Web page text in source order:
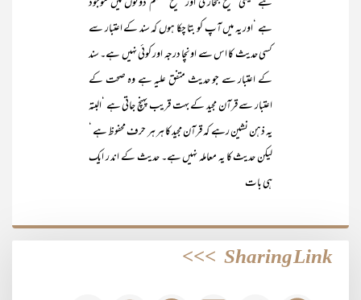
ہے ‘اور یہ میں آپ کو بتا چکا ہوں کہ سند کے اعتبار سے
کسی حدیث کا اس سے اونچا درجہ اور کوئی نہیں ہے۔ سند
کے اعتبار سے جو حدیث متفق علیہ ہے وہ صحت کے
اعتبار سے قرآن مجید کے بہت قریب پہنچ جاتی ہے ‘البتہ
یہ ذہن نشین رہے کہ قرآن مجید کا ہر ہر حرف محفوظ ہے ‘
لیکن حدیث کا یہ معاملہ نہیں ہے۔ حدیث کے اند ر ایک
ہی بات
Sharing Link
>>>